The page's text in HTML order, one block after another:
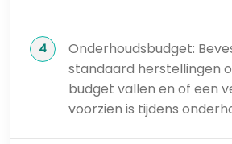
Onderhoudsbudget:
standaard herstellingen
budget vallen en of een
voorzien is tijdens